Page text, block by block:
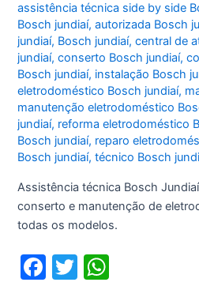
assistência técnica side by side
Bosch jundiaí,autorizada Bosch
jundiaí, Bosch jundiaí,central de
jundiaí,conserto Bosch jundiaí,
Bosch jundiaí, instalação Bosch
eletrodoméstico Bosch jundiaí,
manutenção eletrodoméstico
jundiaí, reforma eletrodoméstico
Bosch jundiaí, reparo
Bosch jundiaí,técnico Bosch
Assistência técnica Bosch
conserto e manutenção de
todas os modelos.
F
T